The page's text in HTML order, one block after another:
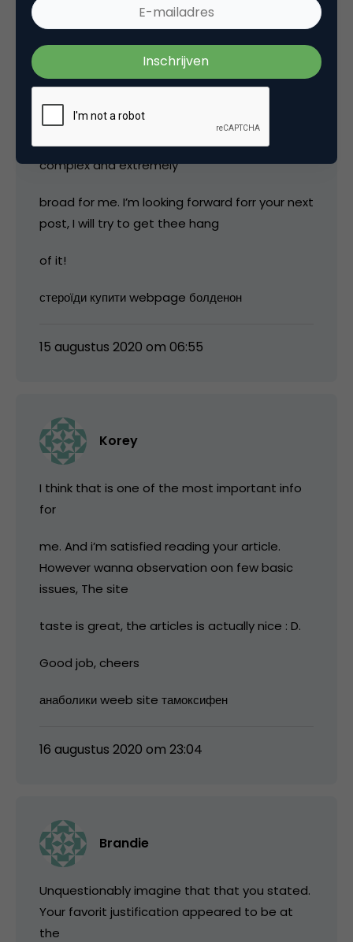
You actually make it seem so easy with your
presentation but
I find this matter to be actually something
that I thiink
I woud never understand. It seems too
complex and extremely
broad for me. I’m looking forward forr your next
post, I will try to get thee hang
of it!
стероїди купити webpage болденон
15 augustus 2020 om 06:55
Korey
I think that is one of the most important info
for
me. And i’m satisfied reading your article.
However wanna observation oon few basic
issues, The site
taste is great, the articles is actually nice : D.
Good job, cheers
анаболики weeb site тамоксифен
16 augustus 2020 om 23:04
Brandie
Unquestionably imagine that that you stated.
Your favorit justification appeared to be at
the